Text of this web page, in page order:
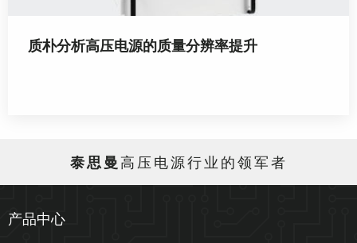
质朴分析高压电源的质量分辨率提升
泰思曼 高压电源行业的领军者
产品中心